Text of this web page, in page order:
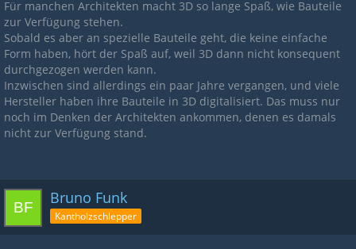
Für manchen Architekten macht 3D so lange Spaß, wie Bauteile
zur Verfügung stehen.
Sobald es aber an spezielle Bauteile geht, die keine einfache
Form haben, hört der Spaß auf, weil 3D dann nicht konsequent
durchgezogen werden kann.
Inzwischen sind allerdings ein paar Jahre vergangen, und viele
Hersteller haben ihre Bauteile in 3D digitalisiert. Das muss nur
noch im Denken der Architekten ankommen, denen es damals
nicht zur Verfügung stand.
Bruno Funk
Kantholzschlepper